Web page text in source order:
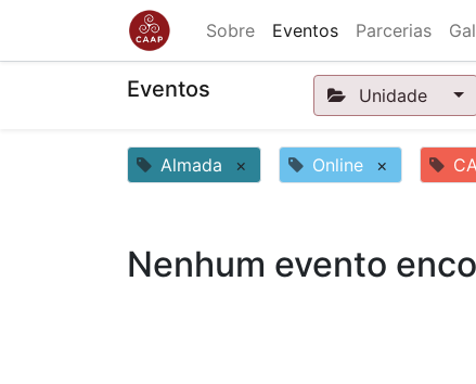
Sobre Eventos Parcerias
Eventos Unidade
Almada × Online ×
Nenhum evento